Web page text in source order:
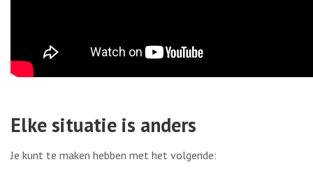
Elke situatie is anders
Je kunt te maken hebben met het volgende: